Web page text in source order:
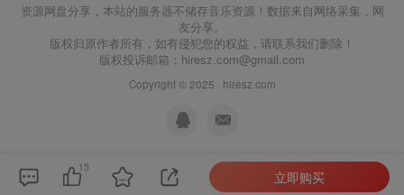
资源网盘分享，本站的服务器不储存音乐资源！数据来自网络采集，网
友分享。
版权归原作者所有，如有侵犯您的权益，请联系我们删除！
版权投诉邮箱： hiresz.com@gmail.com
Copyright © 2025 · hiresz.com
15
立即购买